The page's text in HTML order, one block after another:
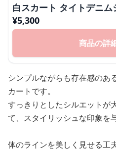
白スカート タイトデニム
¥5,300
商品の詳
シンプルながらも存在感のあ
カートです。
すっきりとしたシルエットが
て、スタイリッシュな印象を
体のラインを美しく見せる工